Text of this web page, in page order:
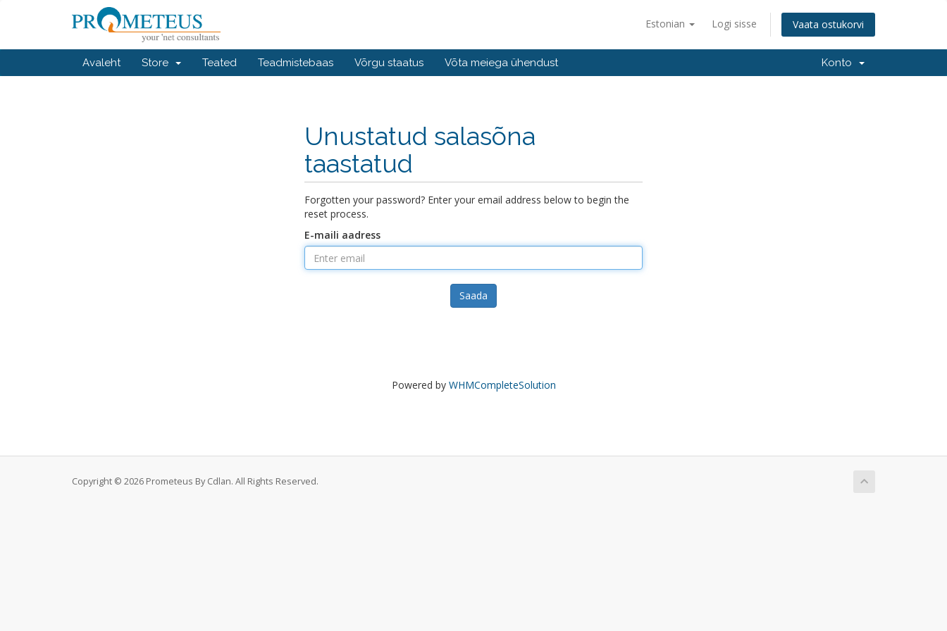
Estonian Logi sisse Vaata ostukorvi
Avaleht Store Teated Teadmistebaas Võrgu staatus Võta meiega ühendust Konto
Unustatud salasõna
taastatud
Forgotten your password? Enter your email address below to begin the
reset process.
E-maili aadress
Saada
Powered by WHMCompleteSolution
Copyright © 2026 Prometeus By Cdlan. All Rights Reserved.